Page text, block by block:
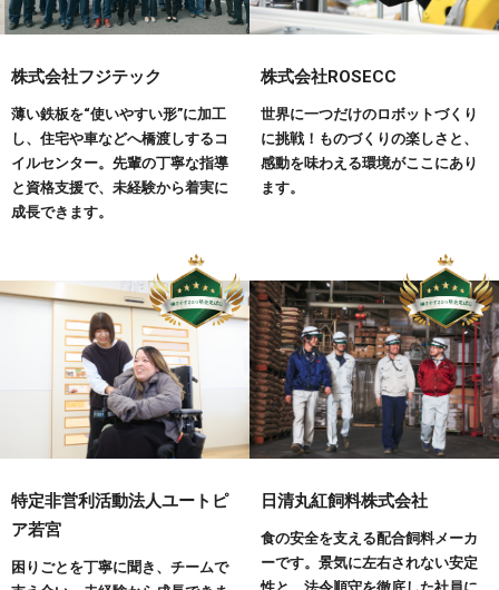
株式会社フジテック
薄い鉄板を“使いやすい形”に加工
し、住宅や車などへ橋渡しするコ
イルセンター。先輩の丁寧な指導
と資格支援で、未経験から着実に
成長できます。
株式会社ROSECC
世界に一つだけのロボットづくり
に挑戦！ものづくりの楽しさと、
感動を味わえる環境がここにあり
ます。
特定非営利活動法人ユートピ
ア若宮
困りごとを丁寧に聞き、チームで
日清丸紅飼料株式会社
食の安全を支える配合飼料メーカ
ーです。景気に左右されない安定